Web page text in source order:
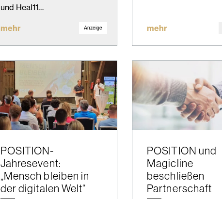
und Heal11…
mehr Anzeige mehr
POSITION-
Jahresevent:
„Mensch bleiben in
der digitalen Welt“
POSITION und
Magicline
beschließen
Partnerschaft